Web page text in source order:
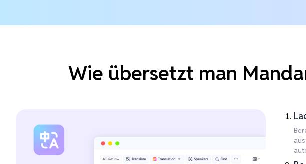
Wie übersetzt man